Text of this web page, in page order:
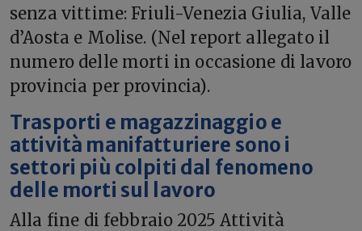
senza vittime: Friuli-Venezia Giulia, Valle
d’Aosta e Molise. (Nel report allegato il
numero delle morti in occasione di lavoro
provincia per provincia).
Trasporti e magazzinaggio e
attività manifatturiere sono i
settori più colpiti dal fenomeno
delle morti sul lavoro
Alla fine di febbraio 2025 Attività